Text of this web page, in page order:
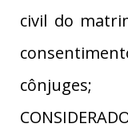
civil do
cônjuges;